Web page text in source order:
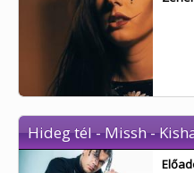
Hideg tél - Missh -